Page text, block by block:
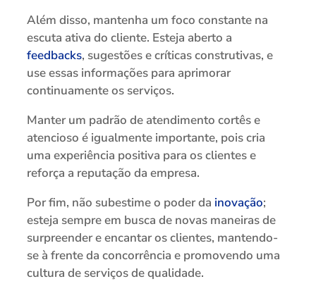
Além disso, mantenha um foco constante na
escuta ativa do cliente. Esteja aberto a
feedbacks, sugestões e críticas construtivas, e
use essas informações para aprimorar
continuamente os serviços.
Manter um padrão de atendimento cortês e
atencioso é igualmente importante, pois cria
uma experiência positiva para os clientes e
reforça a reputação da empresa.
Por fim, não subestime o poder da inovação;
esteja sempre em busca de novas maneiras de
surpreender e encantar os clientes, mantendo-
se à frente da concorrência e promovendo uma
cultura de serviços de qualidade.